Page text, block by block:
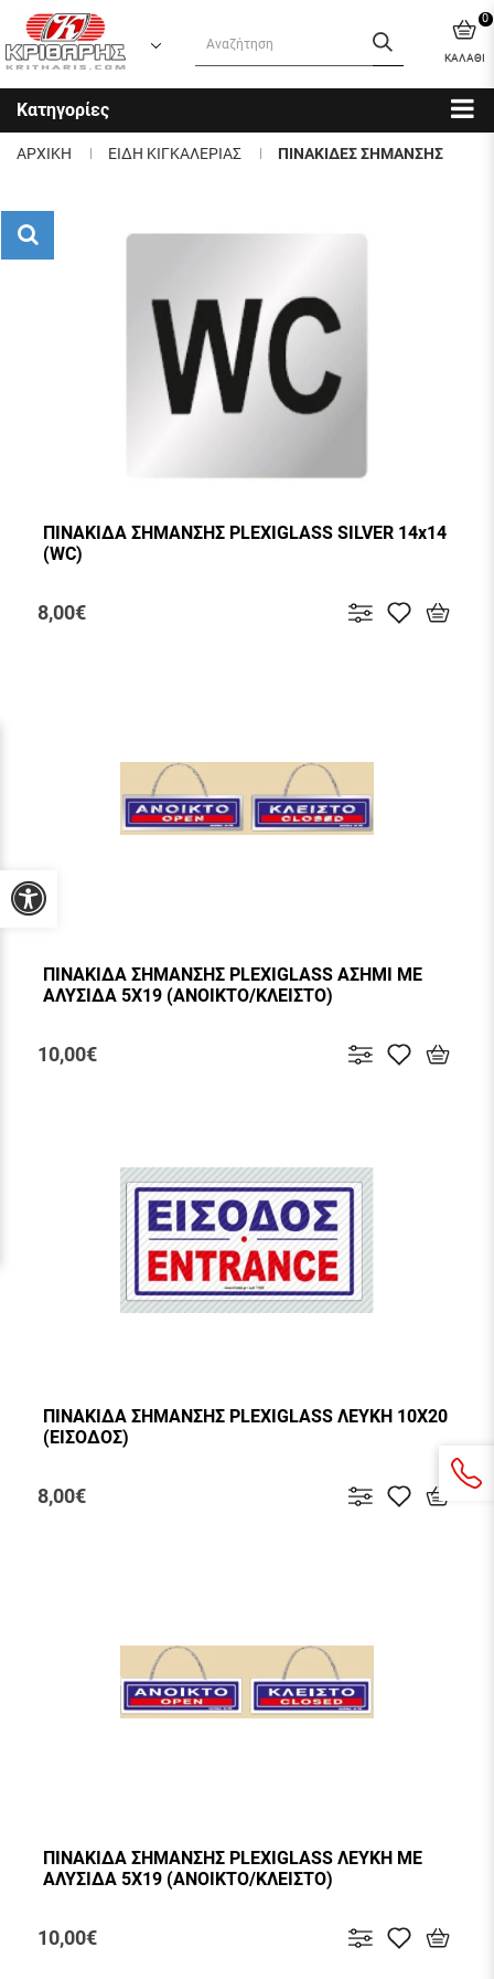
ΚΑΛΑΘΙ
0
Κατηγορίες
ΑΡΧΙΚΗ ΕΙΔΗ ΚΙΓΚΑΛΕΡΙΑΣ ΠΙΝΑΚΙΔΕΣ ΣΗΜΑΝΣΗΣ
ΠΙΝΑΚΙΔΑ ΣΗΜΑΝΣΗΣ PLEXIGLASS SILVER 14x14
(WC)
8,00€
ΠΙΝΑΚΙΔΑ ΣΗΜΑΝΣΗΣ PLEXIGLASS ΑΣΗΜΙ ΜΕ
ΑΛΥΣΙΔΑ 5Χ19 (ΑΝΟΙΚΤΟ/ΚΛΕΙΣΤΟ)
10,00€
ΠΙΝΑΚΙΔΑ ΣΗΜΑΝΣΗΣ PLEXIGLASS ΛΕΥΚΗ 10Χ20
(ΕΙΣΟΔΟΣ)
8,00€
ΠΙΝΑΚΙΔΑ ΣΗΜΑΝΣΗΣ PLEXIGLASS ΛΕΥΚΗ ΜΕ
ΑΛΥΣΙΔΑ 5Χ19 (ΑΝΟΙΚΤΟ/ΚΛΕΙΣΤΟ)
10,00€
Προσβασιμότητα